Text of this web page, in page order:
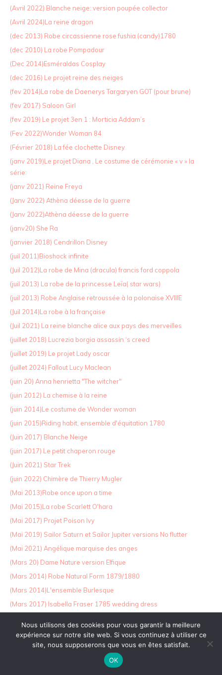
(Avril 2022) Blanche neige: version poupée collector
(Avril 2024)La reine dragon
(dec 2013) Robe circassienne rose fushia (candy)1780
(dec 2010) La robe Pompadour
(Dec 2014)Esméraldas Cosplay
(dec 2016) Le projet reine des neiges
(fev 2014)La robe de Daenerys Targaryen GOT (pour brune)
(fev 2017) Saloon Girl
(fev 2019) Le projet 3en 1 : Morticia Addam’s
(Fev 2022)Wonder Woman 84
(Février 2018) La fée clochette Disney
(janv 2019)Le projet Diana , Le costume de cérémonie « v » la
série:
(janv 2021) Reine Freya
(Janv 2022) Athèna déesse de la guerre
(Janv 2022)Athèna déesse de la guerre
(janv20) She Ra
(janvier 2018) Cendrillon Disney
(juil 2011)Bioshock infinite
(Juil 2012)La robe de Mina (dracula) francis ford coppola
(juil 2013) La robe de la princesse Leïa( star wars)
(juil 2013) Robe Anglaise retroussée à la polonaise XVIIIE
(Juil 2014)La robe à la française
(Juil 2021) La reine blanche alice aux pays des merveilles
(juillet 2018) Lucrezia borgia assassin ‘s creed
(juillet 2019) Le projet Lady oscar
(juillet 2024) Fallout Lucy Maclean
(juin 20) Anna henrietta "The witcher"
(juin 2012) La chemise à la reine
(juin 2014)Le costume de Wonder woman
(juin 2015)Riding habit, ensemble d'équitation 1780
(Juin 2017) Blanche Neige
(juin 2017) Le petit chaperon rouge
(Juin 2021) Star Trek
(juin 2022) Chimère de Thierry Mugler
(Mai 2013)Robe once upon a time
(Mai 2015)La robe Scarlett O'hara
(Mai 2017) Projet Poison Ivy
(Mai 2019) Sailor Saturn et Sailor Jupiter versions No flutter
(Mai 2021) Angélique marquise des anges
(Mars 20) Dame Nature version Elfique
(Mars 2014) Robe Natural Form 1879/1880
(Mars 2014)L'ensemble Burlesque
(Mars 2017) Isabella Fraser 1785 wedding dress
(Mars 2018) Cléopâtre
(Mars 2019) Maléfique et Aurore
Nous utilisons des cookies pour vous garantir la meilleure
expérience sur notre site web. Si vous continuez à utiliser ce
site, nous supposerons que vous en êtes satisfait.
OK